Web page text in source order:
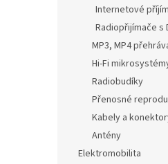
Internetové
Radiopřijímače s
MP3, MP4
Hi-Fi
Radiobudíky
Přenosné
Kabely a
Antény
Elektromobilita